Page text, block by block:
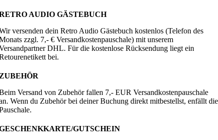
AUDIO GÄSTEBUCH
versenden dein Retro Audio Gästebuch kostenlos (Telefon des
zzgl. 7,- € Versandkostenpauschale) mit unserem
DHL. Für die kostenlose Rücksendung liegt ein
bei.
Versand von Zubehör fallen 7,- EUR Versandkostenpauschale
Wenn du Zubehör bei deiner Buchung direkt mitbestellst, enfällt die
GUTSCHEIN